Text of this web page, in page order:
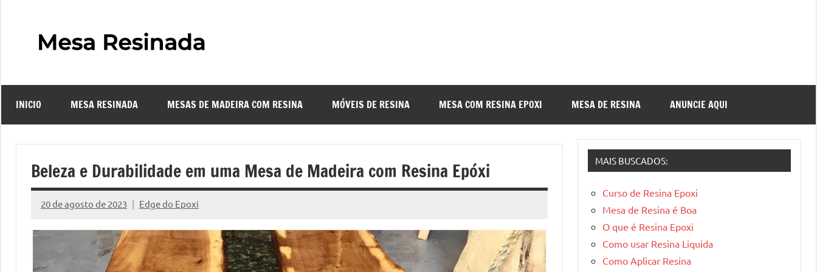
Resinada
–
Como
Fazer
uma
Mesa
resinadas,
a
elegância
se
encontra
INICIO MESA RESINADA MESAS DE MADEIRA COM RESINA MÓVEIS DE RESINA MESA COM RESINA EPOXI MESA DE RESINA ANUNCIE AQUI
Beleza e Durabilidade em uma Mesa de Madeira com Resina Epóxi
20 de agosto de 2023 Edge do Epoxi
Nenhum
Comentário
MAIS BUSCADOS:
Curso de Resina Epoxi
Mesa de Resina é Boa
O que é Resina Epoxi
Como usar Resina Liquida
Como Aplicar Resina